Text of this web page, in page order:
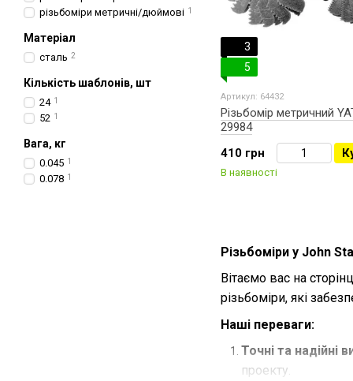
Різьбоміри у John
Вітаємо вас на
різьбоміри, які
Наші переваги:
Точні та надійні
проекту.
3
5
Артикул: 64432
Різьбомір метричний
29984
410 грн
В наявності
різьбоміри метричні/дюймові 1
Матеріал
сталь 2
Кількість шаблонів, шт
24 1
52 1
Вага, кг
0.045 1
0.078 1